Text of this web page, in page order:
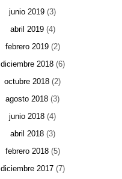
junio 2019 (3)
abril 2019(4)
febrero 2019(2)
diciembre 2018(6)
octubre 2018 (2)
agosto 2018 (3)
junio 2018 (4)
abril 2018(3)
febrero 2018(5)
diciembre 2017(7)